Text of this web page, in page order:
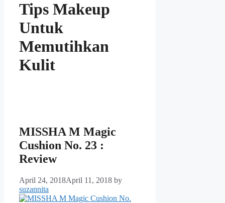
Tips Makeup
Untuk
Memutihkan
Kulit
MISSHA M Magic
Cushion No. 23 :
Review
April 24, 2018April 11, 2018 by
suzannita